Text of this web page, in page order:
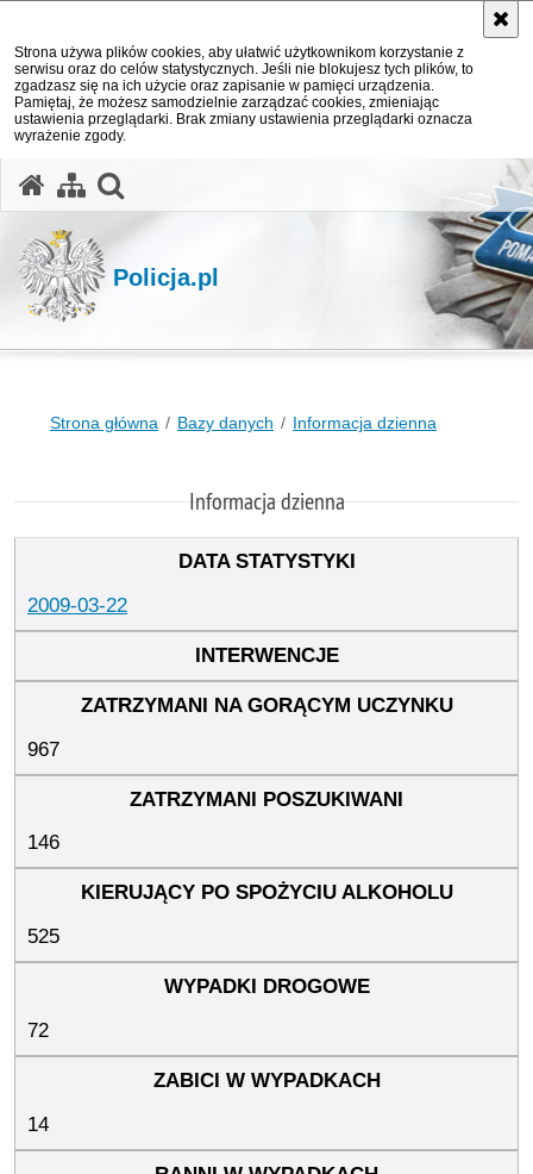
Strona używa plików cookies, aby ułatwić użytkownikom korzystanie z
serwisu oraz do celów statystycznych. Jeśli nie blokujesz tych plików, to
zgadzasz się na ich użycie oraz zapisanie w pamięci urządzenia.
Pamiętaj, że możesz samodzielnie zarządzać cookies, zmieniając
ustawienia przeglądarki. Brak zmiany ustawienia przeglądarki oznacza
wyrażenie zgody.
Policja.pl
Strona główna Bazy danych Informacja dzienna
Informacja dzienna
2009-03-22
967
146
525
72
14